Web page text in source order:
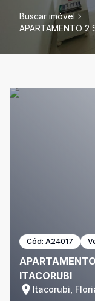
Buscar imóvel
APARTAMENTO 2
Cód: A24017
ITACORUBI
Itacorubi,